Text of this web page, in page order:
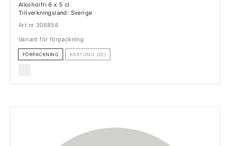
Alkoholfri 6 x 5 cl
Tillverkningsland: Sverige
Art.nr 306856
Variant för förpackning
FÖRPACKNING KARTONG (20)